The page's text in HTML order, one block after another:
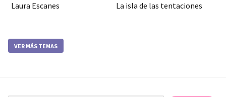
Laura Escanes La isla de las tentaciones
VER MÁS TEMAS